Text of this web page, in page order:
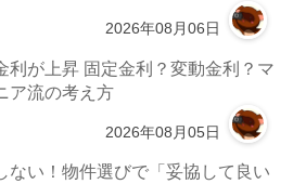
2026年08月06日
利が上昇 固定金利？変動金利？マ
ア流の考え方
2026年08月05日
ない！物件選びで「妥協して良い